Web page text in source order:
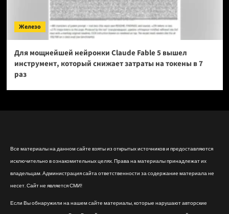
Железо
Для мощнейшей нейронки Claude Fable 5 вышел
инструмент, который снижает затраты на токены в 7
раз
Все материалы на данном сайте взяты из открытых источников и предоставляются
исключительно в ознакомительных целях. Права на материалы принадлежат их
владельцам. Администрация сайта ответственности за содержание материала не
несет. Сайт не является СМИ!
Если Вы обнаружили на нашем сайте материалы, которые нарушают авторские